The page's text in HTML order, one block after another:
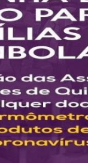
Os
o que saiu
442 notícias
investem